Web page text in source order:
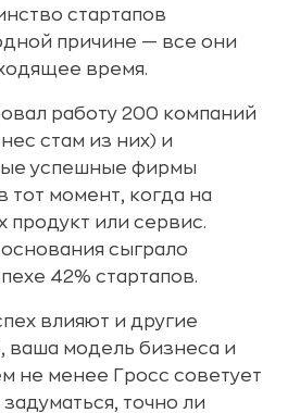
стартапов
причине — все они
время.
работу 200 компаний
стам из них) и
успешные фирмы
тот момент, когда на
продукт или сервис.
сыграло
42% стартапов.
влияют и другие
ваша модель бизнеса и
не менее Гросс советует
точно ли